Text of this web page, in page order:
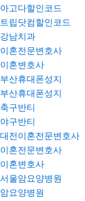
아고다할인코드
트립닷컴할인코드
강남치과
이혼전문변호사
이혼변호사
부산휴대폰성지
부산휴대폰성지
축구반티
야구반티
대전이혼전문변호사
이혼전문변호사
이혼변호사
서울암요양병원
암요양병원